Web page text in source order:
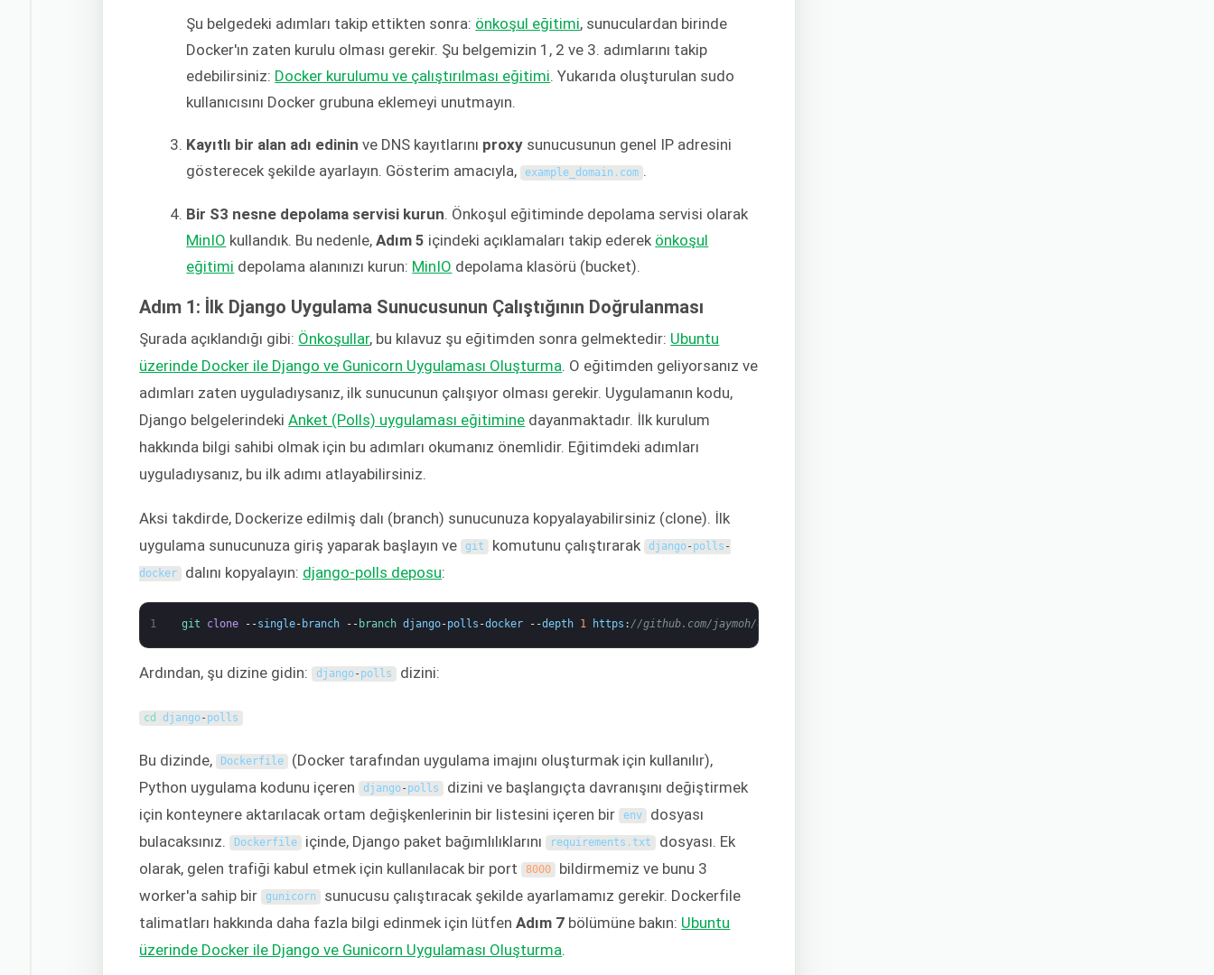
Şu belgedeki adımları takip ettikten sonra: önkoşul eğitimi, sunuculardan birinde
Docker'ın zaten kurulu olması gerekir. Şu belgemizin 1, 2 ve 3. adımlarını takip
edebilirsiniz: Docker kurulumu ve çalıştırılması eğitimi . Yukarıda oluşturulan sudo
kullanıcısını Docker grubuna eklemeyi unutmayın.
Kayıtlı bir alan adı edinin ve DNS kayıtlarını proxy sunucusunun genel IP adresini
gösterecek şekilde ayarlayın. Gösterim amacıyla, example_domain . com .
Bir S3 nesne depolama servisi kurun . Önkoşul eğitiminde depolama servisi olarak
MinIO kullandık. Bu nedenle,Adım 5 içindeki açıklamaları takip ederek önkoşul
eğitimi depolama alanınızı kurun: MinIO depolama klasörü (bucket).
Adım 1: İlk Django Uygulama Sunucusunun Çalıştığının Doğrulanması
Şurada açıklandığı gibi: Önkoşullar, bu kılavuz şu eğitimden sonra gelmektedir: Ubuntu
üzerinde Docker ile Django ve Gunicorn Uygulaması Oluşturma. O eğitimden geliyorsanız ve
adımları zaten uyguladıysanız, ilk sunucunun çalışıyor olması gerekir. Uygulamanın kodu,
Django belgelerindekiAnket (Polls) uygulaması eğitimine dayanmaktadır. İlk kurulum
hakkında bilgi sahibi olmak için bu adımları okumanız önemlidir. Eğitimdeki adımları
uyguladıysanız, bu ilk adımı atlayabilirsiniz.
Aksi takdirde, Dockerize edilmiş dalı (branch) sunucunuza kopyalayabilirsiniz (clone). İlk
uygulama sunucunuza giriş yaparak başlayın ve git komutunu çalıştırarak django- polls -
docker dalını kopyalayın: django-polls deposu:
1 git clone --single- branch -- branch django-polls -docker --depth 1 https : //github.com/jaymoh/django-polls.git
Ardından, şu dizine gidin: django- polls dizini:
cd django- polls
Bu dizinde, Dockerfile (Docker tarafından uygulama imajını oluşturmak için kullanılır),
Python uygulama kodunu içeren django- polls dizini ve başlangıçta davranışını değiştirmek
için konteynere aktarılacak ortam değişkenlerinin bir listesini içeren bir env dosyası
bulacaksınız. Dockerfile içinde, Django paket bağımlılıklarını requirements .txt dosyası. Ek
olarak, gelen trafiği kabul etmek için kullanılacak bir port 8000 bildirmemiz ve bunu 3
worker'a sahip bir gunicorn sunucusu çalıştıracak şekilde ayarlamamız gerekir. Dockerfile
talimatları hakkında daha fazla bilgi edinmek için lütfenAdım 7 bölümüne bakın: Ubuntu
üzerinde Docker ile Django ve Gunicorn Uygulaması Oluşturma